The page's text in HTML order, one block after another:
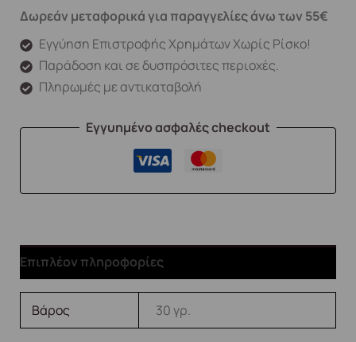
Δωρεάν μεταφορικά για παραγγελίες άνω των 55€
Εγγύηση Επιστροφής Χρημάτων Χωρίς Ρίσκο!
Παράδοση και σε δυσπρόσιτες περιοχές.
Πληρωμές με αντικαταβολή
Εγγυημένο ασφαλές checkout
Επιπλέον πληροφορίες
Βάρος 30 γρ.